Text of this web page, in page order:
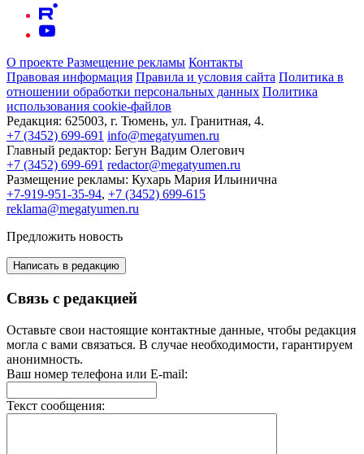
О проекте Размещение рекламы Контакты
Правовая информация Правила и условия сайта Политика в
отношении обработки персональных данных Политика
использования cookie-файлов
Редакция: 625003, г. Тюмень, ул. Гранитная, 4.
+7 (3452) 699-691 info@megatyumen.ru
Главный редактор: Бегун Вадим Олегович
+7 (3452) 699-691 redactor@megatyumen.ru
Размещение рекламы: Кухарь Мария Ильинична
+7-919-951-35-94, +7 (3452) 699-615
reklama@megatyumen.ru
Предложить новость
Написать в редакцию
Связь с редакцией
Оставьте свои настоящие контактные данные, чтобы редакция
могла с вами связаться. В случае необходимости, гарантируем
анонимность.
Ваш номер телефона или E-mail:
Текст сообщения: